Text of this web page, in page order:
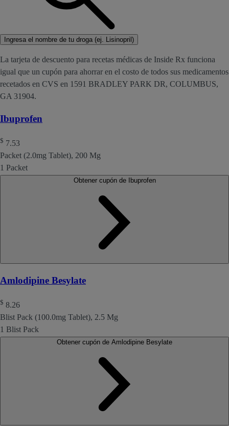
Ingresa el nombre de tu droga (ej. Lisinopril)
La tarjeta de descuento para recetas médicas de Inside Rx funciona
igual que un cupón para ahorrar en el costo de todos sus medicamentos
recetados en CVS en 1591 BRADLEY PARK DR, COLUMBUS,
GA 31904.
Ibuprofen
$ 7.53
Packet (2.0mg Tablet), 200 Mg
1 Packet
Obtener cupón de Ibuprofen
Amlodipine Besylate
$ 8.26
Blist Pack (100.0mg Tablet), 2.5 Mg
1 Blist Pack